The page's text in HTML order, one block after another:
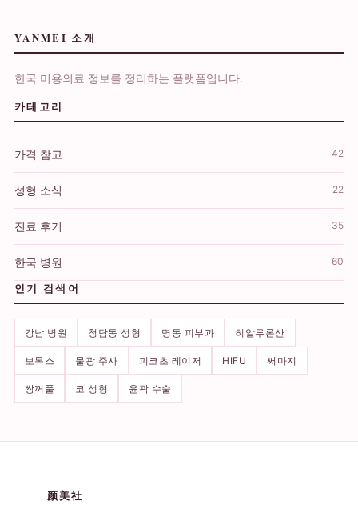
YANMEI 소개
한국 미용의료 정보를 정리하는 플랫폼입니다.
카테고리
가격 참고 42
성형 소식 22
진료 후기 35
한국 병원 60
인기 검색어
강남 병원 청담동 성형 명동 피부과 히알루론산
보톡스 물광 주사 피코초 레이저 HIFU 써마지
쌍꺼풀 코 성형 윤곽 수술
颜美社